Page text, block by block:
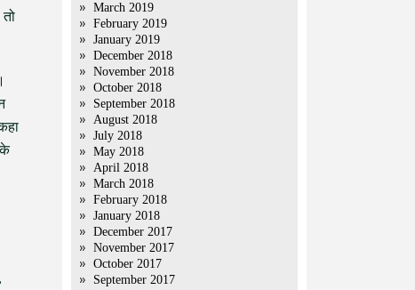
के
March 2019
February 2019
January 2019
December 2018
November 2018
October 2018
September 2018
August 2018
July 2018
May 2018
April 2018
March 2018
February 2018
January 2018
December 2017
November 2017
October 2017
September 2017